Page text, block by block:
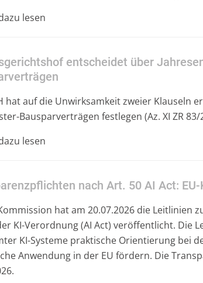
lesen
entscheidet über
hat auf die Unwirksamkeit zweier Klauseln
Bausparverträgen festlegen (Az. XI ZR 83/
lesen
nach Art. 50 AI Act:
hat am 20.07.2026 die
KI-Verordnung (AI Act) veröffentlicht. Die
KI-Systeme praktische Orientierung bei
Anwendung in der EU fördern. Die